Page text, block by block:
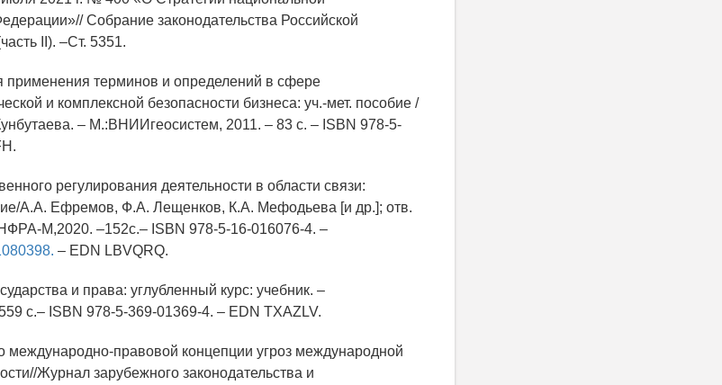
Собрание законодательства Российской
II). –Ст. 5351.
терминов и определений в сфере
и комплексной безопасности бизнеса: уч.-мет. пособие /
– М.:ВНИИгеосистем, 2011. – 83 с. – ISBN 978-5-
регулирования деятельности в области связи:
А.А. Ефремов, Ф.А. Лещенков, К.А. Мефодьева [и др.]; отв.
М,2020. –152с.– ISBN 978-5-16-016076-4. –
– EDN LBVQRQ.
и права: углубленный курс: учебник. –
с.– ISBN 978-5-369-01369-4. – EDN TXAZLV.
международно-правовой концепции угроз международной
Журнал зарубежного законодательства и